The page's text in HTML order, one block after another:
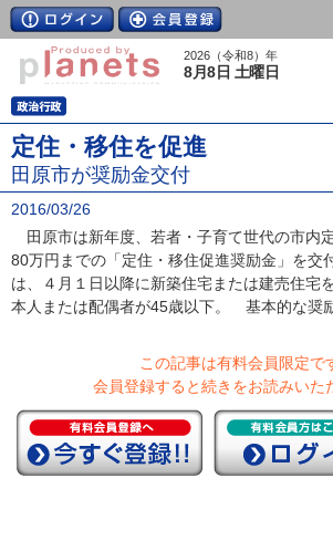
2026（令和8）年
8月8日 土曜日
定住・移住を促進
田原市が奨励金交付
2016/03/26
田原市は新年度、若者・子育て世代の市内
80万円までの「定住・移住促進奨励金」を
は、４月１日以降に新築住宅または建売住宅
本人または配偶者が45歳以下。 基本的な奨
この記事は有料会員限定で
会員登録すると続きをお読みいた